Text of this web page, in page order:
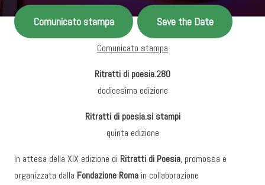
Comunicato stampa Save the Date
Comunicato stampa
Ritratti di poesia.280
dodicesima edizione
Ritratti di poesia.si stampi
quinta edizione
In attesa della XIX edizione di Ritratti di Poesia, promossa e
organizzata dalla Fondazione Roma in collaborazione